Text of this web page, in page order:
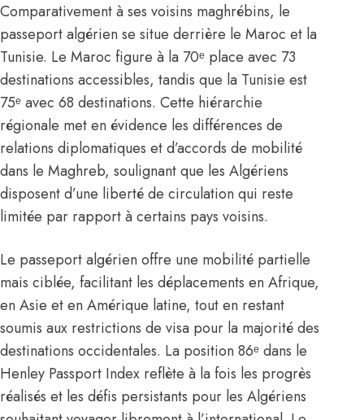
Comparativement à ses voisins maghrébins, le
passeport algérien se situe derrière le Maroc et la
Tunisie. Le Maroc figure à la 70ᵉ place avec 73
destinations accessibles, tandis que la Tunisie est
75ᵉ avec 68 destinations. Cette hiérarchie
régionale met en évidence les différences de
relations diplomatiques et d’accords de mobilité
dans le Maghreb, soulignant que les Algériens
disposent d’une liberté de circulation qui reste
limitée par rapport à certains pays voisins.
Le passeport algérien offre une mobilité partielle
mais ciblée, facilitant les déplacements en Afrique,
en Asie et en Amérique latine, tout en restant
soumis aux restrictions de visa pour la majorité des
destinations occidentales. La position 86ᵉ dans le
Henley Passport Index reflète à la fois les progrès
réalisés et les défis persistants pour les Algériens